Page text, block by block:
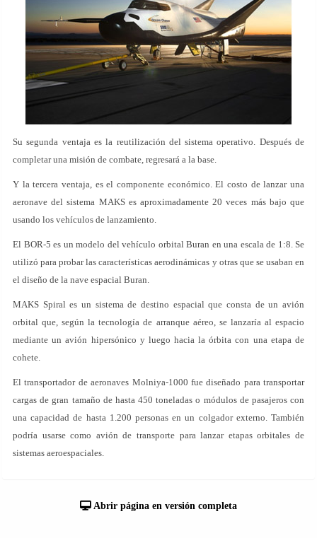
Su segunda ventaja es la reutilización del sistema operativo. Después de
completar una misión de combate, regresará a la base.
Y la tercera ventaja, es el componente económico. El costo de lanzar una
aeronave del sistema MAKS es aproximadamente 20 veces más bajo que
usando los vehículos de lanzamiento.
El BOR-5 es un modelo del vehículo orbital Buran en una escala de 1:8. Se
utilizó para probar las características aerodinámicas y otras que se usaban en
el diseño de la nave espacial Buran.
MAKS Spiral es un sistema de destino espacial que consta de un avión
orbital que, según la tecnología de arranque aéreo, se lanzaría al espacio
mediante un avión hipersónico y luego hacia la órbita con una etapa de
cohete.
El transportador de aeronaves Molniya-1000 fue diseñado para transportar
cargas de gran tamaño de hasta 450 toneladas o módulos de pasajeros con
una capacidad de hasta 1.200 personas en un colgador externo. También
podría usarse como avión de transporte para lanzar etapas orbitales de
sistemas aeroespaciales.
Abrir página en versión completa